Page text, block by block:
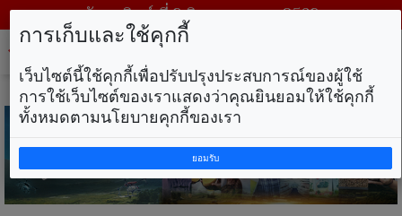
วันอาทิตย์ ที่ 9 สิงหาคม พ.ศ. 2569
การเก็บและใช้คุกกี้
เว็บไซต์นี้ใช้คุกกี้เพื่อปรับปรุงประสบการณ์ของผู้ใช้
การใช้เว็บไซต์ของเราแสดงว่าคุณยินยอมให้ใช้คุกกี้
ทั้งหมดตามนโยบายคุกกี้ของเรา
ยอมรับ